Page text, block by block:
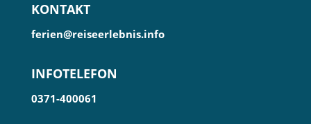
KONTAKT
ferien@reiseerlebnis.info
INFOTELEFON
0371-400061